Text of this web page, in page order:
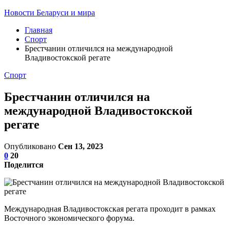
Новости Беларуси и мира
Главная
Спорт
Брестчанин отличился на международной
Владивостокской регате
Спорт
Брестчанин отличился на
международной Владивостокской
регате
Опубликовано Сен 13, 2023
0 20
Поделится
Международная Владивостокская регата проходит в рамках
Восточного экономического форума.